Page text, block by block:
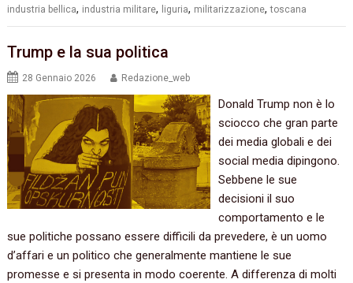
industria bellica, industria militare, liguria, militarizzazione,toscana
Trump e la sua politica
28 Gennaio 2026 Redazione_web
Donald Trump non è lo
sciocco che gran parte
dei media globali e dei
social media dipingono.
Sebbene le sue
decisioni il suo
comportamento e le
sue politiche possano essere difficili da prevedere, è un uomo
d’affari e un politico che generalmente mantiene le sue
promesse e si presenta in modo coerente. A differenza di molti